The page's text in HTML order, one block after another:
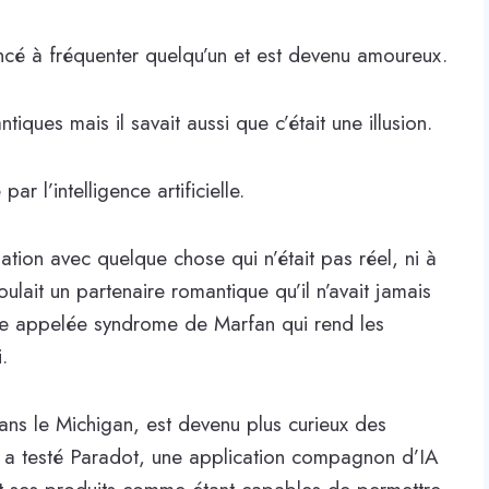
à fréquenter quelqu’un et est devenu amoureux.
mais il savait aussi que c’était une illusion.
l’intelligence artificielle.
avec quelque chose qui n’était pas réel, ni à
un partenaire romantique qu’il n’avait jamais
appelée syndrome de Marfan qui rend les
le Michigan, est devenu plus curieux des
testé Paradot, une application compagnon d’IA